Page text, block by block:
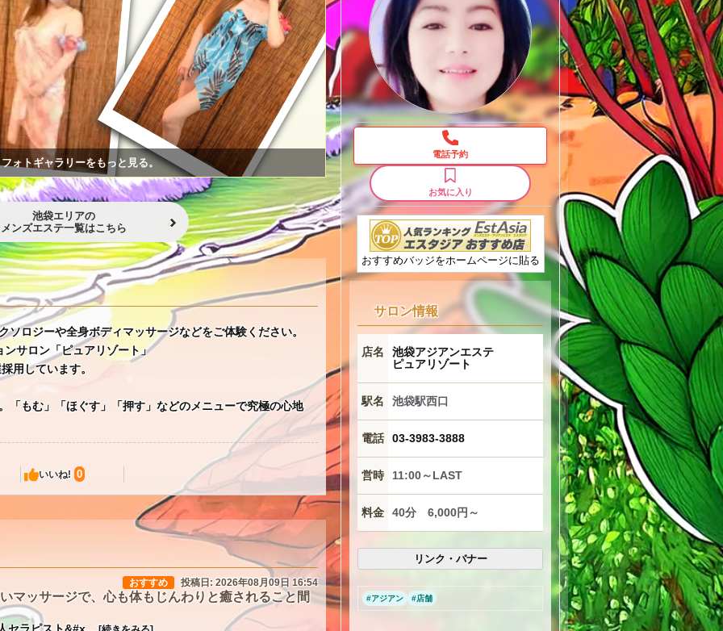
★
★
★
★
★
★
フォトギャラリーをもっと見る。
池袋エリアの
メンズエステ一覧はこちら
ソロジーや全身ボディマッサージなどをご体験ください。
サロン「ピュアリゾート」
用しています。
「もむ」「ほぐす」「押す」などのメニューで究極の心地
いいね! 0
おすすめ 投稿日: 2026年08月09日 16:54
マッサージで、心も体もじんわりと癒されること間
電話予約
お気に入り
おすすめバッジをホームページに貼る
サロン情報
店名
池袋アジアンエステ
ピュアリゾート
駅名 池袋駅西口
電話 03-3983-3888
営時 11:00～LAST
料金 40分 6,000円～
リンク・バナー
#アジアン #店舗